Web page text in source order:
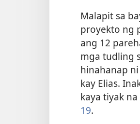
Malapit sa
proyekto ng
ang 12
mga tudling
hinahanap
kay Elias.
kaya tiyak
19.